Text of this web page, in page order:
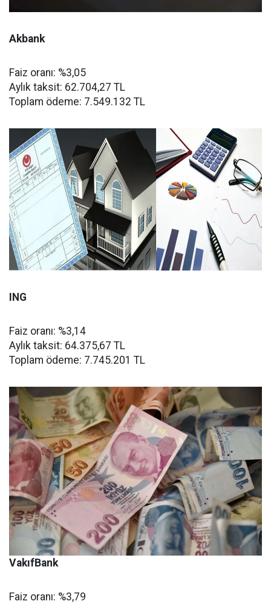
Akbank
Faiz oranı: %3,05
Aylık taksit: 62.704,27 TL
Toplam ödeme: 7.549.132 TL
ING
Faiz oranı: %3,14
Aylık taksit: 64.375,67 TL
Toplam ödeme: 7.745.201 TL
VakıfBank
Faiz oranı: %3,79